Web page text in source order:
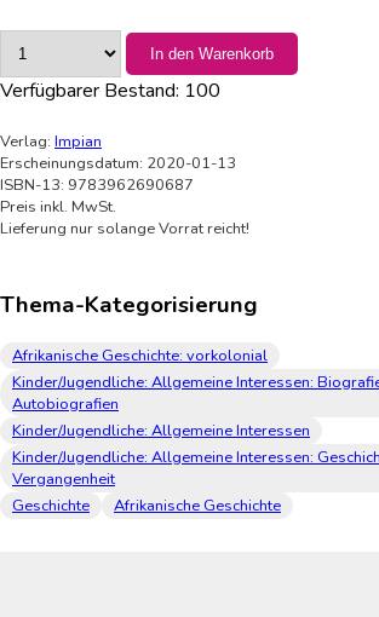
In den Warenkorb
Verfügbarer Bestand: 100
Verlag: Impian
Erscheinungsdatum: 2020-01-13
ISBN-13: 9783962690687
Preis inkl. MwSt.
Lieferung nur solange Vorrat reicht!
Thema-Kategorisierung
Afrikanische Geschichte: vorkolonial
Kinder/Jugendliche: Allgemeine Interessen:
Autobiografien
Kinder/Jugendliche: Allgemeine Interessen
Kinder/Jugendliche: Allgemeine Interessen:
Vergangenheit
Geschichte
Afrikanische Geschichte